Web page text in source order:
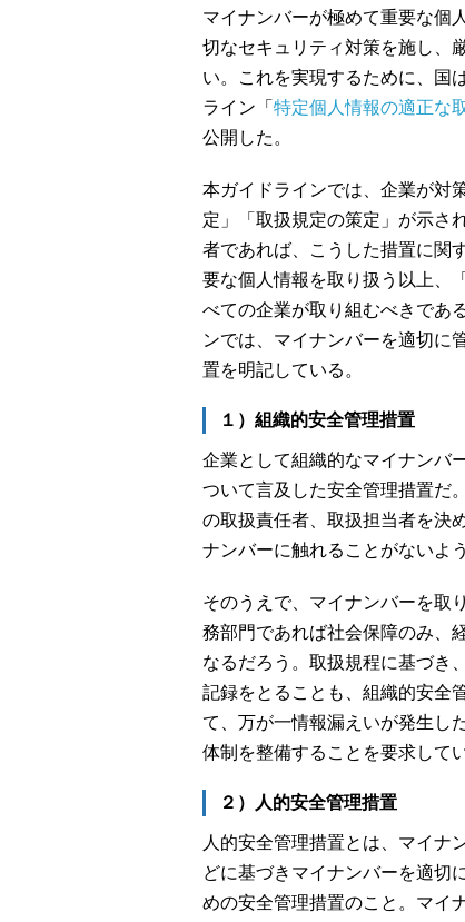
マイナンバーが極めて重要な個
切なセキュリティ対策を施し、
い。これを実現するために、国
ライン「 特定個人情報の適正な
公開した。
本ガイドラインでは、企業が対
定」「取扱規定の策定」が示さ
者であれば、こうした措置に関
要な個人情報を取り扱う以上、
べての企業が取り組むべきであ
ンでは、マイナンバーを適切に
置を明記している。
１）組織的安全管理措置
企業として組織的なマイナンバ
ついて言及した安全管理措置だ
の取扱責任者、取扱担当者を決
ナンバーに触れることがないよ
そのうえで、マイナンバーを取
務部門であれば社会保障のみ、
なるだろう。取扱規程に基づき
記録をとることも、組織的安全
て、万が一情報漏えいが発生し
体制を整備することを要求してい
２）人的安全管理措置
人的安全管理措置とは、マイナ
どに基づきマイナンバーを適切
めの安全管理措置のこと。マイ